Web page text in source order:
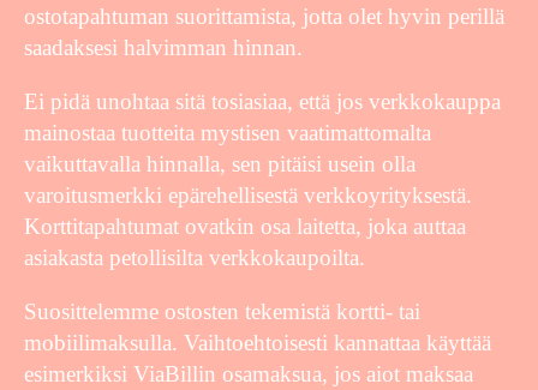
ostotapahtuman suorittamista, jotta olet hyvin perillä
saadaksesi halvimman hinnan.
Ei pidä unohtaa sitä tosiasiaa, että jos verkkokauppa
mainostaa tuotteita mystisen vaatimattomalta
vaikuttavalla hinnalla, sen pitäisi usein olla
varoitusmerkki epärehellisestä verkkoyrityksestä.
Korttitapahtumat ovatkin osa laitetta, joka auttaa
asiakasta petollisilta verkkokaupoilta.
Suosittelemme ostosten tekemistä kortti- tai
mobiilimaksulla. Vaihtoehtoisesti kannattaa käyttää
esimerkiksi ViaBillin osamaksua, jos aiot maksaa